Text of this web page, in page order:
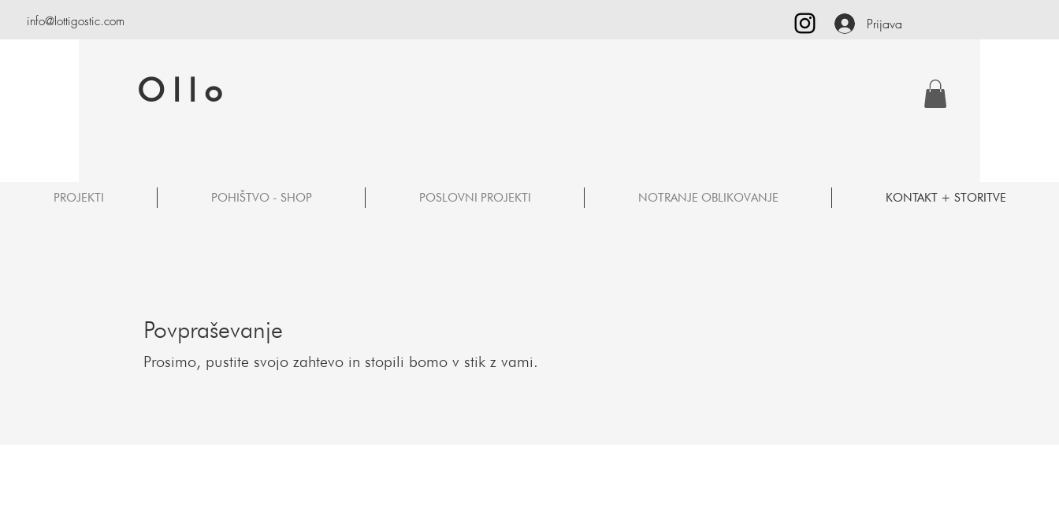
info@lottigostic.com Prijava
Ollo
PROJEKTI POHIŠTVO - SHOP POSLOVNI PROJEKTI NOTRANJE OBLIKOVANJE KONTAKT + STORITVE
Povpraševanje
Prosimo, pustite svojo zahtevo in stopili bomo v stik z vami.